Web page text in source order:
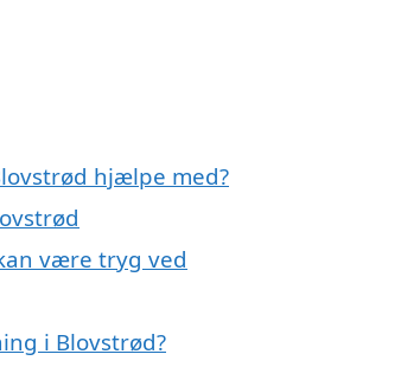
hjælpe med?
være tryg ved
i Blovstrød?